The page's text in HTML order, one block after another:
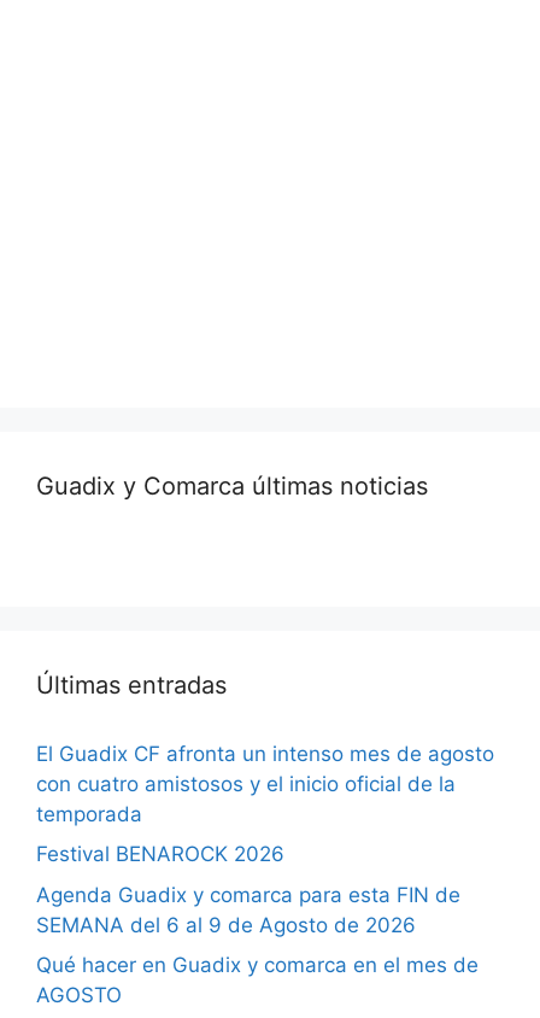
Guadix y Comarca últimas noticias
Últimas entradas
El Guadix CF afronta un intenso mes de agosto
con cuatro amistosos y el inicio oficial de la
temporada
Festival BENAROCK 2026
Agenda Guadix y comarca para esta FIN de
SEMANA del 6 al 9 de Agosto de 2026
Qué hacer en Guadix y comarca en el mes de
AGOSTO